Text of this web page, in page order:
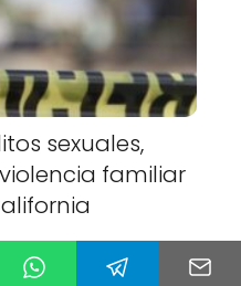
sexuales,
familiar